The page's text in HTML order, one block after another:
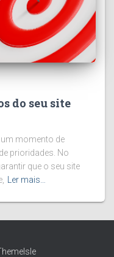
do seu site
momento de
prioridades. No
que o seu site
Ler mais…